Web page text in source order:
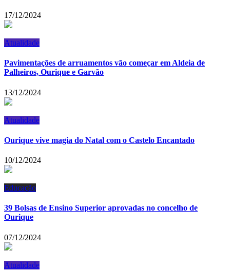
17/12/2024
Atualidade
Pavimentações de arruamentos vão começar em Aldeia de
Palheiros, Ourique e Garvão
13/12/2024
Atualidade
Ourique vive magia do Natal com o Castelo Encantado
10/12/2024
Educação
39 Bolsas de Ensino Superior aprovadas no concelho de
Ourique
07/12/2024
Atualidade